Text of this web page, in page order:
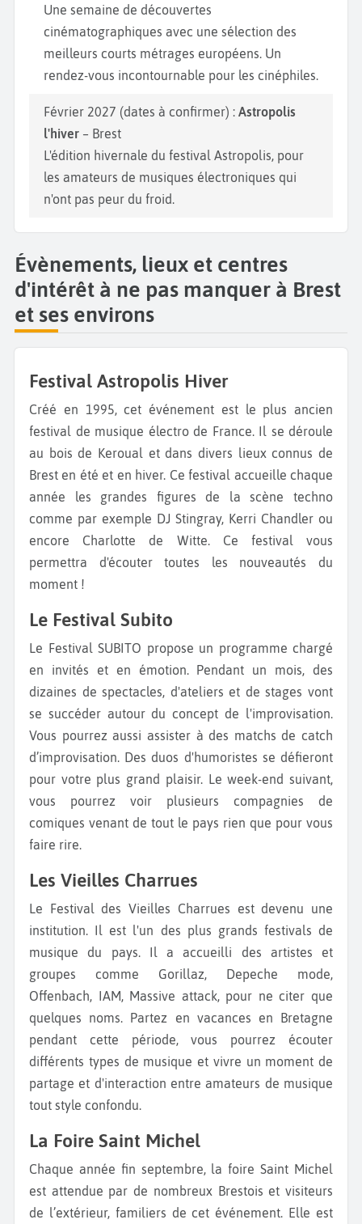
Une semaine de découvertes
cinématographiques avec une sélection des
meilleurs courts métrages européens. Un
rendez-vous incontournable pour les cinéphiles.
Février 2027 (dates à confirmer) : Astropolis
l'hiver – Brest
L'édition hivernale du festival Astropolis, pour
les amateurs de musiques électroniques qui
n'ont pas peur du froid.
Évènements, lieux et centres
d'intérêt à ne pas manquer à Brest
et ses environs
Festival Astropolis Hiver
Créé en 1995, cet événement est le plus ancien
festival de musique électro de France. Il se déroule
au bois de Keroual et dans divers lieux connus de
Brest en été et en hiver. Ce festival accueille chaque
année les grandes figures de la scène techno
comme par exemple DJ Stingray, Kerri Chandler ou
encore Charlotte de Witte. Ce festival vous
permettra d'écouter toutes les nouveautés du
moment !
Le Festival Subito
Le Festival SUBITO propose un programme chargé
en invités et en émotion. Pendant un mois, des
dizaines de spectacles, d'ateliers et de stages vont
se succéder autour du concept de l'improvisation.
Vous pourrez aussi assister à des matchs de catch
d’improvisation. Des duos d'humoristes se défieront
pour votre plus grand plaisir. Le week-end suivant,
vous pourrez voir plusieurs compagnies de
comiques venant de tout le pays rien que pour vous
faire rire.
Les Vieilles Charrues
Le Festival des Vieilles Charrues est devenu une
institution. Il est l'un des plus grands festivals de
musique du pays. Il a accueilli des artistes et
groupes comme Gorillaz, Depeche mode,
Offenbach, IAM, Massive attack, pour ne citer que
quelques noms. Partez en vacances en Bretagne
pendant cette période, vous pourrez écouter
différents types de musique et vivre un moment de
partage et d'interaction entre amateurs de musique
tout style confondu.
La Foire Saint Michel
Chaque année fin septembre, la foire Saint Michel
est attendue par de nombreux Brestois et visiteurs
de l’extérieur, familiers de cet événement. Elle est